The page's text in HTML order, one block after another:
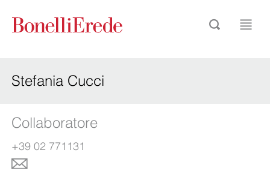
Stefania Cucci
Collaboratore
+39 02 771131